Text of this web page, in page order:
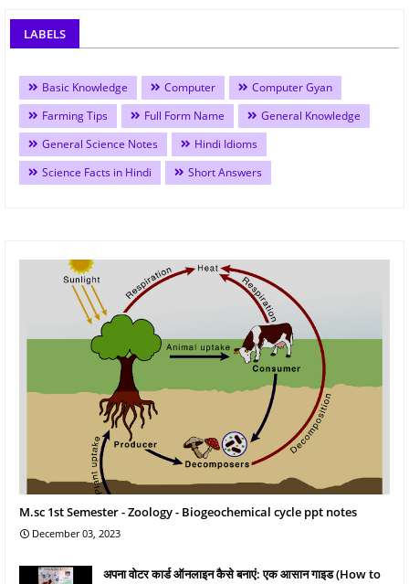
LABELS
Basic Knowledge Computer
Computer Gyan
Farming Tips
Full Form Name
General Knowledge
General Science Notes
Hindi Idioms
Science Facts in Hindi
Short Answers
M.sc 1st Semester - Zoology - Biogeochemical cycle ppt notes
December 03, 2023
अपना वोटर कार्ड ऑनलाइन कैसे बनाएं: एक आसान गाइड (How to